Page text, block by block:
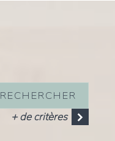
RECHERCHER
+ de critères